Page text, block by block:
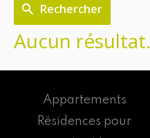
Rechercher
Aucun résultat.
Appartements
Résidences pour